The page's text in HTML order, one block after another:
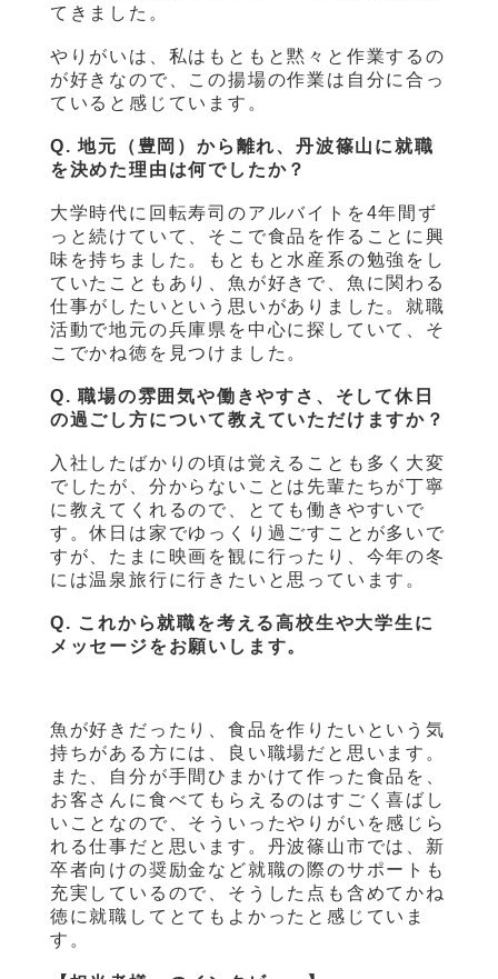
てきました。
やりがいは、私はもともと黙々と作業するの
が好きなので、この揚場の作業は自分に合っ
ていると感じています。
Q. 地元（豊岡）から離れ、丹波篠山に就職
を決めた理由は何でしたか？
大学時代に回転寿司のアルバイトを4年間ず
っと続けていて、そこで食品を作ることに興
味を持ちました。もともと水産系の勉強をし
ていたこともあり、魚が好きで、魚に関わる
仕事がしたいという思いがありました。就職
活動で地元の兵庫県を中心に探していて、そ
こでかね徳を見つけました。
Q. 職場の雰囲気や働きやすさ、そして休日
の過ごし方について教えていただけますか？
入社したばかりの頃は覚えることも多く大変
でしたが、分からないことは先輩たちが丁寧
に教えてくれるので、とても働きやすいで
す。休日は家でゆっくり過ごすことが多いで
すが、たまに映画を観に行ったり、今年の冬
には温泉旅行に行きたいと思っています。
Q. これから就職を考える高校生や大学生に
メッセージをお願いします。
魚が好きだったり、食品を作りたいという気
持ちがある方には、良い職場だと思います。
また、自分が手間ひまかけて作った食品を、
お客さんに食べてもらえるのはすごく喜ばし
いことなので、そういったやりがいを感じら
れる仕事だと思います。丹波篠山市では、新
卒者向けの奨励金など就職の際のサポートも
充実しているので、そうした点も含めてかね
徳に就職してとてもよかったと感じていま
す。